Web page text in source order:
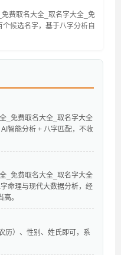
费取名大全_取名字大全_免
候选名字，基于八字分析自
_免费取名大全_取名字大全
智能分析 + 八字匹配，不收
_免费取名大全_取名字大全
命理与现代大数据分析，经
。
历）、性别、姓氏即可，系